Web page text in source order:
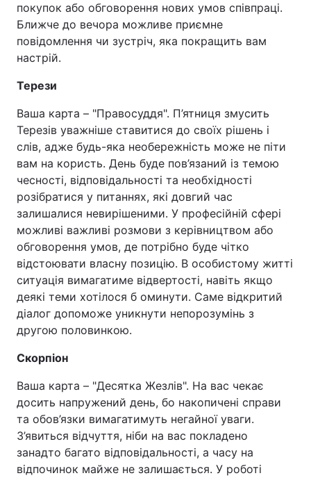
покупок або обговорення нових умов співпраці.
Ближче до вечора можливе приємне
повідомлення чи зустріч, яка покращить вам
настрій.
Терези
Ваша карта – "Правосуддя". П’ятниця змусить
Терезів уважніше ставитися до своїх рішень і
слів, адже будь-яка необережність може не піти
вам на користь. День буде пов’язаний із темою
чесності, відповідальності та необхідності
розібратися у питаннях, які довгий час
залишалися невирішеними. У професійній сфері
можливі важливі розмови з керівництвом або
обговорення умов, де потрібно буде чітко
відстоювати власну позицію. В особистому житті
ситуація вимагатиме відвертості, навіть якщо
деякі теми хотілося б оминути. Саме відкритий
діалог допоможе уникнути непорозумінь з
другою половинкою.
Скорпіон
Ваша карта – "Десятка Жезлів". На вас чекає
досить напружений день, бо накопичені справи
та обов’язки вимагатимуть негайної уваги.
З’явиться відчуття, ніби на вас покладено
занадто багато відповідальності, а часу на
відпочинок майже не залишається. У роботі